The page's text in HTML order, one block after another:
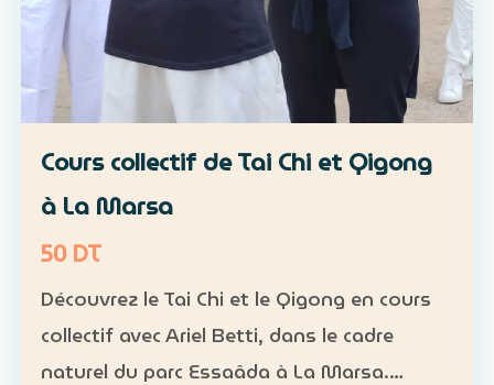
Cours collectif de Tai Chi et Qigong
à La Marsa
50 DT
Découvrez le Tai Chi et le Qigong en cours
collectif avec Ariel Betti, dans le cadre
naturel du parc Essaâda à La Marsa.